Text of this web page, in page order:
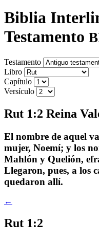
Biblia
Testamento
Testamento
Libro
Capítulo
Versículo
Rut 1:2 Reina
El nombre de aquel
mujer, Noemí; y los
Mahlón y Quelión,
Llegaron, pues, a los
quedaron allí.
←
Rut 1:2